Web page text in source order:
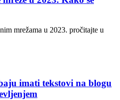
mrežama u 2023. pročitajte u
imati tekstovi na blogu